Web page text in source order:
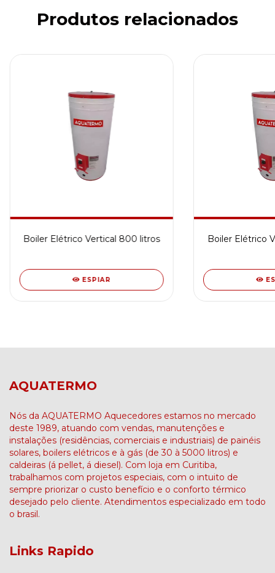
Produtos relacionados
Boiler Elétrico Vertical 800 litros
ESPIAR
Boiler Elétrico
AQUATERMO
Nós da AQUATERMO Aquecedores estamos no mercado
deste 1989, atuando com vendas, manutenções e
instalações (residências, comerciais e industriais) de painéis
solares, boilers elétricos e à gás (de 30 à 5000 litros) e
caldeiras (á pellet, á diesel). Com loja em Curitiba,
trabalhamos com projetos especiais, com o intuito de
sempre priorizar o custo benefício e o conforto térmico
desejado pelo cliente. Atendimentos especializado em todo
o brasil.
Links Rapido